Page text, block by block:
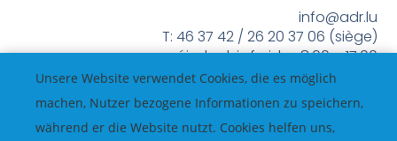
info@adr.lu
T: 46 37 42 / 26 20 37 06 (siège)
méindes bis freides 8:00 – 17:00
Unsere Website verwendet Cookies, die es möglich
machen, Nutzer bezogene Informationen zu speichern,
während er die Website nutzt. Cookies helfen uns,